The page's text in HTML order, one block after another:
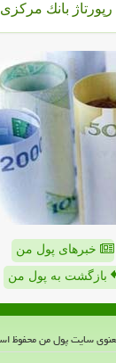
رپورتاژ بانك مركزی
خبرهای پول من
بازگشت به پول من